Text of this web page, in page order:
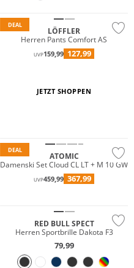
DEAL
LÖFFLER
Herren Pants Comfort AS
UVP159,99 127,99
JETZT SHOPPEN
DEAL
ATOMIC
Damenski Set Cloud CL LT + M 10 GW
UVP459,99 367,99
RED BULL SPECT
Herren Sportbrille Dakota F3
79,99